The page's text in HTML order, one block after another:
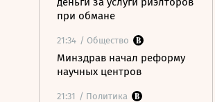
при обмане
21:34 / Общество
Минздрав начал реформу
научных центров
21:31 / Политика